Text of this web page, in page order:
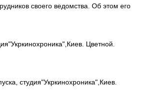
своего ведомства. Об этом его
Цветной.
студия"Укркинохроника",Киев.